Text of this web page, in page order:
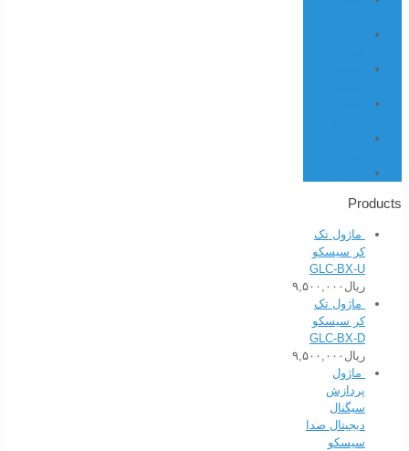
Products
ماژول تک
کر سیسکو
GLC-BX-U
ریال ۹,۵۰۰,۰۰۰
ماژول تک
کر سیسکو
GLC-BX-D
ریال ۹,۵۰۰,۰۰۰
ماژول
پردازش
سیگنال
دیجیتال صدا
سیسکو